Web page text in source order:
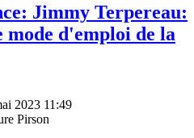
Jimmy Terpereau:
d'emploi de la
2023 11:49
Pirson